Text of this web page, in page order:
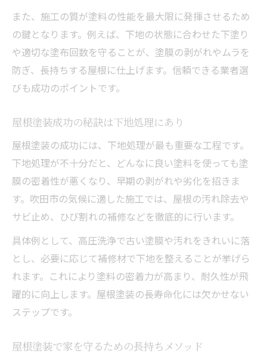
また、施工の質が塗料の性能を最大限に発揮させるため
の鍵となります。例えば、下地の状態に合わせた下塗り
や適切な塗布回数を守ることが、塗膜の剥がれやムラを
防ぎ、長持ちする屋根に仕上げます。信頼できる業者選
びも成功のポイントです。
屋根塗装成功の秘訣は下地処理にあり
屋根塗装の成功には、下地処理が最も重要な工程です。
下地処理が不十分だと、どんなに良い塗料を使っても塗
膜の密着性が悪くなり、早期の剥がれや劣化を招きま
す。吹田市の気候に適した施工では、屋根の汚れ除去や
サビ止め、ひび割れの補修などを徹底的に行います。
具体例として、高圧洗浄で古い塗膜や汚れをきれいに落
とし、必要に応じて補修材で下地を整えることが挙げら
れます。これにより塗料の密着力が高まり、耐久性が飛
躍的に向上します。屋根塗装の長寿命化には欠かせない
ステップです。
屋根塗装で家を守るための長持ちメソッド